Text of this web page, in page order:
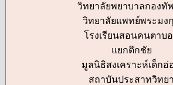
วิทยาลัยพยาบาลกองทั
วิทยาลัยแพทย์พระมง
โรงเรียนสอนคนตาบ
แยกตึกชัย
มูลนิธิสงเคราะห์เด็กอ่
สถาบันประสาทวิทยา